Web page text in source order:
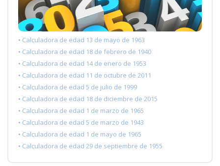
• Calculadora de edad 13 de mayo de 1963
• Calculadora de edad 18 de febrero de 1940
• Calculadora de edad 14 de enero de 1953
• Calculadora de edad 11 de octubre de 2011
• Calculadora de edad 5 de julio de 1999
• Calculadora de edad 18 de diciembre de 2015
• Calculadora de edad 1 de marzo de 1965
• Calculadora de edad 5 de marzo de 1943
• Calculadora de edad 1 de mayo de 1965
• Calculadora de edad 29 de septiembre de 1955